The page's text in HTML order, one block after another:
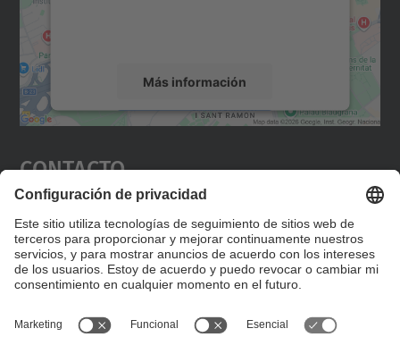
Más información
Aceptar
powered by
Contacto
Editad en la página "Contacto personalizado", que
encontraréis en la raíz de español, vuestros datos
personalizados de contacto.
Formulario de contacto